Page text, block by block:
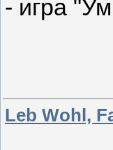
- игра
Leb Wohl,